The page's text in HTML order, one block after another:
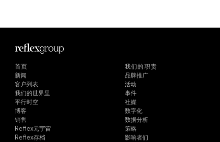
首页
新闻
客户列表
我们的世界里
平行时空
博客
销售
Reflex元宇宙
Reflex存档
我们的职责
品牌推广
活动
事件
社媒
数字化
数据分析
策略
影响者们